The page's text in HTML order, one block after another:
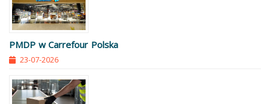
PMDP w Carrefour Polska
23-07-2026